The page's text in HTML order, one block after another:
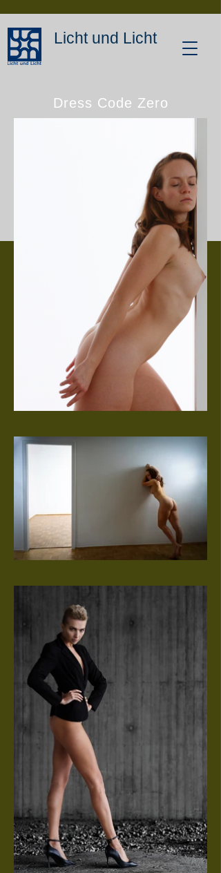
Licht und Licht
Dress Code Zero